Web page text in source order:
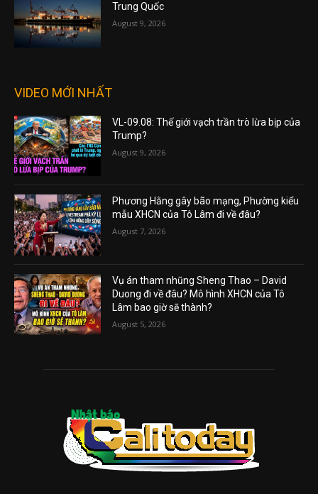
Trung Quốc
August 9, 2026
VIDEO MỚI NHẤT
VL-09.08: Thế giới vạch trần trò lừa bịp của
Trump?
August 9, 2026
Phương Hằng gây bão mạng, Phường kiểu
mẫu XHCN của Tô Lâm đi về đâu?
August 7, 2026
Vụ án tham nhũng Sheng Thao – David
Duong đi về đâu? Mô hình XHCN của Tô
Lâm bao giờ sẽ thành?
August 5, 2026